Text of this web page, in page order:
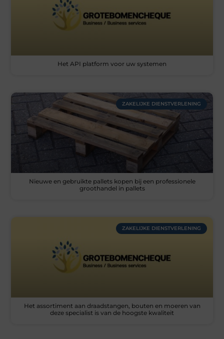
Het API platform voor uw systemen
ZAKELIJKE DIENSTVERLENING
Nieuwe en gebruikte pallets kopen bij een professionele
groothandel in pallets
ZAKELIJKE DIENSTVERLENING
Het assortiment aan draadstangen, bouten en moeren van
deze specialist is van de hoogste kwaliteit